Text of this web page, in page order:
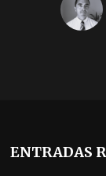
ENTRADAS